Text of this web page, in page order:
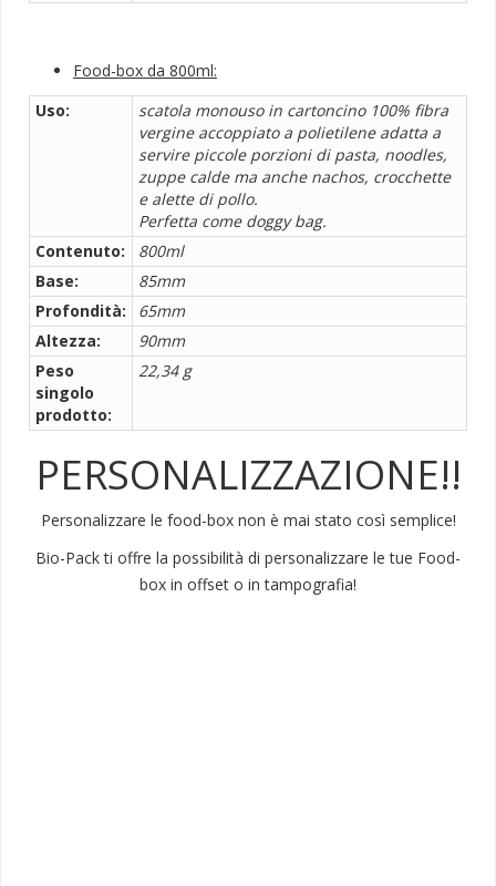
Food-box da 800ml:
Uso:
scatola monouso in cartoncino 100% fibra
vergine accoppiato a polietilene adatta a
servire piccole porzioni di pasta, noodles,
zuppe calde ma anche nachos, crocchette
e alette di pollo.
Perfetta come doggy bag.
Contenuto:
800ml
Base:
85mm
Profondità:
65mm
Altezza:
90mm
Peso
singolo
prodotto:
22,34 g
PERSONALIZZAZIONE!!
Personalizzare le food-box non è mai stato così semplice!
Bio-Pack ti offre la possibilità di personalizzare le tue Food-
box in offset o in tampografia!